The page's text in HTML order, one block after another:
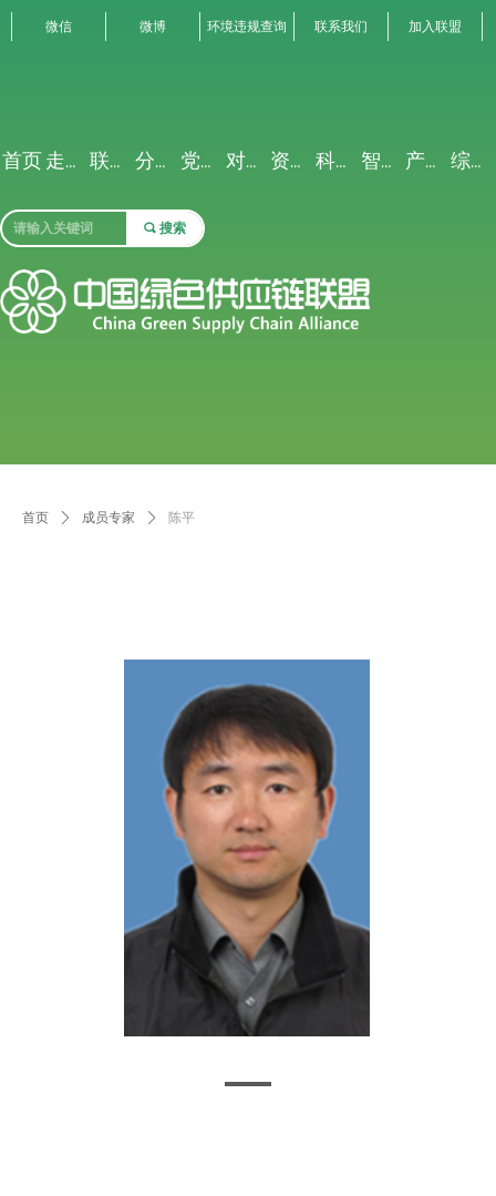
首页 走进联盟 联盟动态 分析解读 党建专栏 对外交流 资源禀赋 科研创新 智能聚合 产业生态 综合服务
끠 搜索
微信 微博 环境违规查询 联系我们 加入联盟
首页 ꄲ 成员专家 ꄲ 陈平